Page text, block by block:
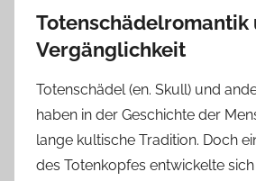
Totenschädelromantik
Vergänglichkeit
Totenschädel (en. Skull) und
haben in der Geschichte der
lange kultische Tradition. Doch
des Totenkopfes entwickelte